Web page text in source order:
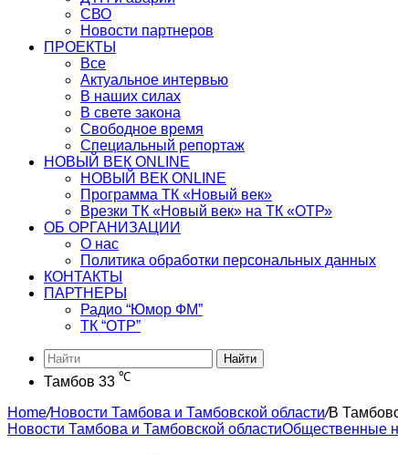
СВО
Новости партнеров
ПРОЕКТЫ
Все
Актуальное интервью
В наших силах
В свете закона
Свободное время
Специальный репортаж
НОВЫЙ ВЕК ONLINE
НОВЫЙ ВЕК ONLINE
Программа ТК «Новый век»
Врезки ТК «Новый век» на ТК «ОТР»
ОБ ОРГАНИЗАЦИИ
О нас
Политика обработки персональных данных
КОНТАКТЫ
ПАРТНЕРЫ
Радио “Юмор ФМ”
ТК “ОТР”
Найти
Тамбов 33 ℃
Home/Новости Тамбова и Тамбовской области/В
Новости Тамбова и Тамбовской областиОбщественные